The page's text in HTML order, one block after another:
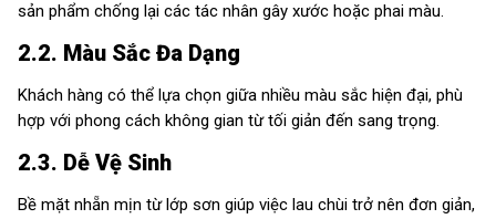
sản phẩm chống lại các tác nhân gây xước hoặc phai màu.
2.2. Màu Sắc Đa Dạng
Khách hàng có thể lựa chọn giữa nhiều màu sắc hiện đại, phù
hợp với phong cách không gian từ tối giản đến sang trọng.
2.3. Dễ Vệ Sinh
Bề mặt nhẵn mịn từ lớp sơn giúp việc lau chùi trở nên đơn giản,